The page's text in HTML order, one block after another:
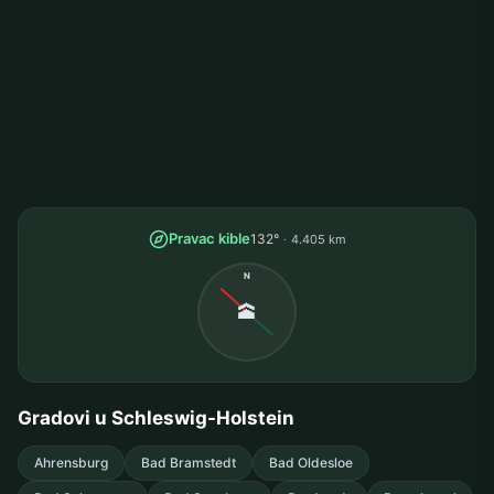
Pravac kible132° 4.405 km
N
🕋
Gradovi u Schleswig-Holstein
Ahrensburg Bad Bramstedt Bad Oldesloe